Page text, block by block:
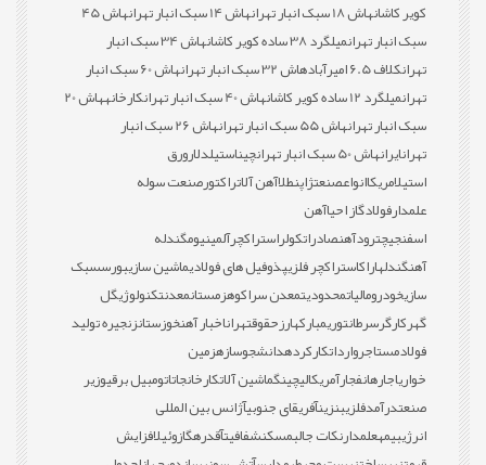
کویر کاشانهاش 18 سبک انبار تهران هاش 14 سبک انبار تهران
هاش 45
سبک انبار تهرانمیلگرد 38 ساده کویر کاشان
هاش 34 سبک انبار
تهرانکلاف 6.5 امیرآباد هاش 32 سبک انبار تهران
هاش 60 سبک انبار
تهرانمیلگرد 12 ساده کویر کاشان هاش 40 سبک انبار تهران کارخانه
هاش 20
سبک انبار تهرانهاش 55 سبک انبار تهران
هاش 26 سبک انبار
تهرانایرانهاش 50 سبک انبار تهران چیناستیلدلارورق
استیلامریکاانواعصنعتژاپنطلاآهن آلاتراکتورصنعت سوله
علمدارفولادگاز احیاآهن
اسفنجیچترودآهنصادراتکولراستراکچرآلمینیومگندله
آهنگندلهاراکاستراکچر فلزیپذوفیل های فولادیماشین سازیبورسسبک
سازیخودرومالیاتمحدودیتمعدن سراکوهزمستانمعدنتکنولوژیگل
گهرکارگرسرطانتوریمبارکهارزحقوقتهراناخبار آهنخوزستانزنجیره تولید
فولادمستاجروارداتکارکردهدانشجوسازهزمین
خواریاجارهانفجارآمریکالیچینگماشین آلاتکارخانجاتاتومبیل برقیوزیر
صنعتدرآمدفلزیبنزینآفریقای جنوبیآژانس بین المللی
انرژیبیمهعلمدارنکات جالبمسکنشفافیتآقدرهگازوئیلافزایش